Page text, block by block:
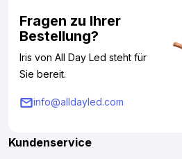
Fragen zu Ihrer
Bestellung?
Iris von All Day Led steht für
Sie bereit.
info@alldayled.com
Kundenservice